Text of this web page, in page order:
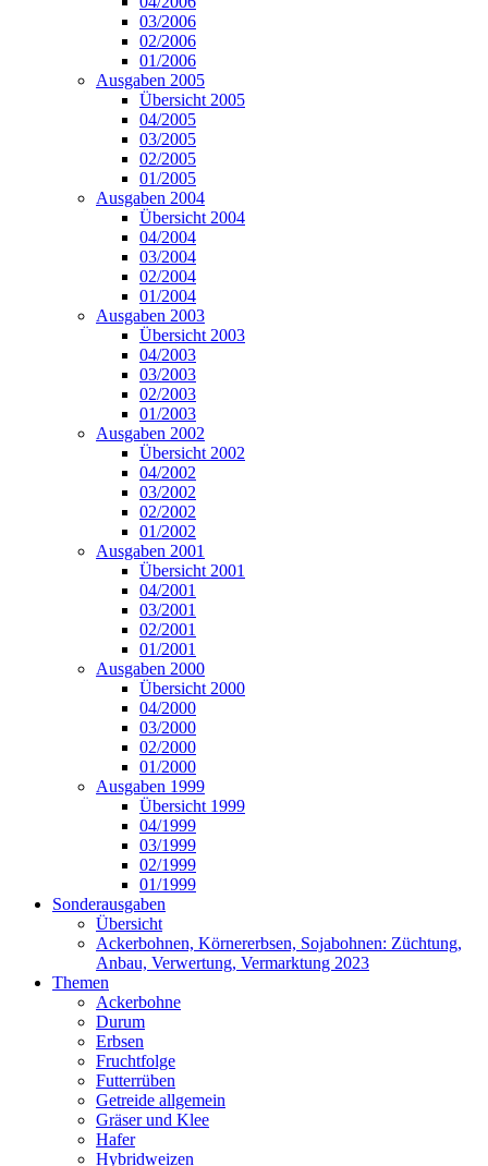
03/2006
02/2006
01/2006
Ausgaben 2005
Übersicht 2005
04/2005
03/2005
02/2005
01/2005
Ausgaben 2004
Übersicht 2004
04/2004
03/2004
02/2004
01/2004
Ausgaben 2003
Übersicht 2003
04/2003
03/2003
02/2003
01/2003
Ausgaben 2002
Übersicht 2002
04/2002
03/2002
02/2002
01/2002
Ausgaben 2001
Übersicht 2001
04/2001
03/2001
02/2001
01/2001
Ausgaben 2000
Übersicht 2000
04/2000
03/2000
02/2000
01/2000
Ausgaben 1999
Übersicht 1999
04/1999
03/1999
02/1999
01/1999
Sonderausgaben
Übersicht
Ackerbohnen, Körnererbsen, Sojabohnen: Züchtung,
Anbau, Verwertung, Vermarktung 2023
Themen
Ackerbohne
Durum
Erbsen
Fruchtfolge
Futterrüben
Getreide allgemein
Gräser und Klee
Hafer
Hybridweizen